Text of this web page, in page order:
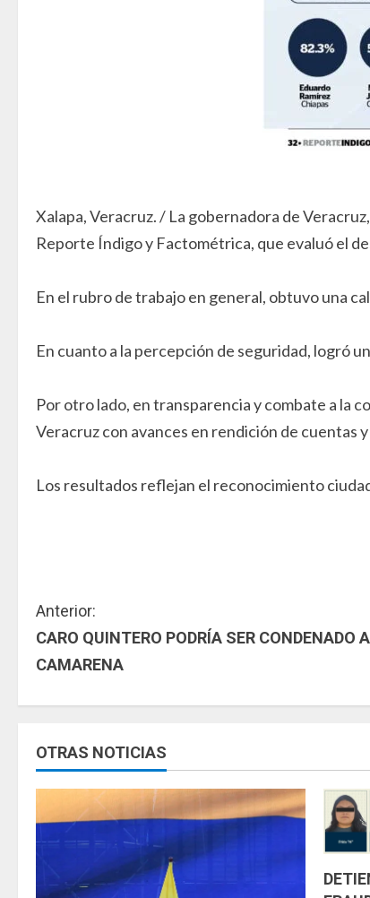
Xalapa, Veracruz. / La gobernadora de
Reporte Índigo y Factométrica, que evaluó el
En el rubro de trabajo en general, obtuvo una
En cuanto a la percepción de seguridad, logró
Por otro lado, en transparencia y combate a la
Veracruz con avances en rendición de cuentas
Los resultados reflejan el reconocimiento
S
i
e
e
y
Anterior:
CARO QUINTERO PODRÍA SER CONDENADO
CAMARENA
OTRAS NOTICIAS